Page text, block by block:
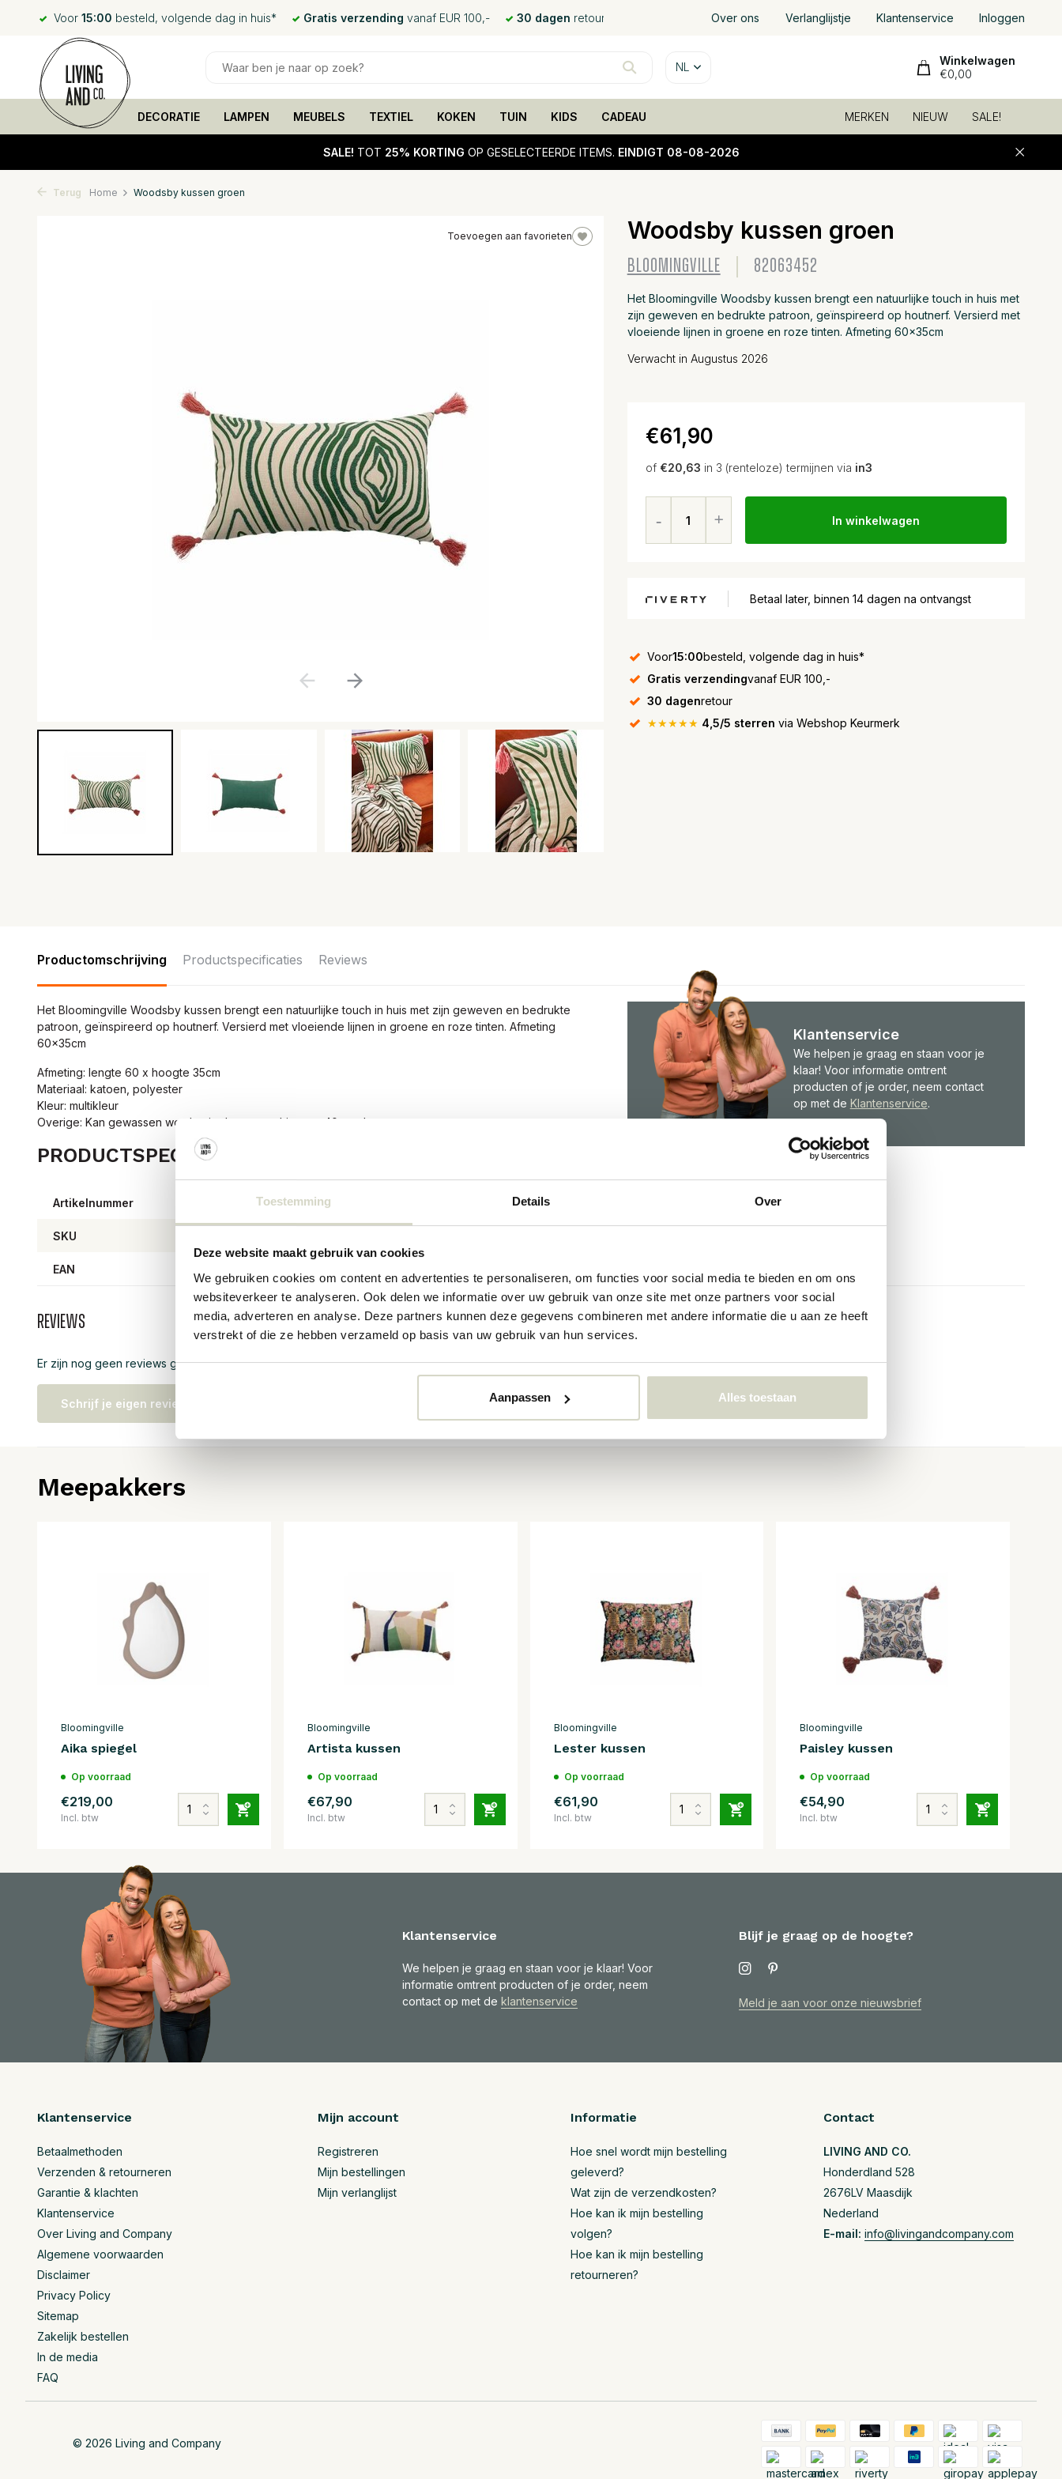
Toestemming Details Over
Deze website maakt gebruik van cookies
We gebruiken cookies om content en advertenties te personaliseren, om functies voor social media te bieden en om ons
websiteverkeer te analyseren. Ook delen we informatie over uw gebruik van onze site met onze partners voor social
media, adverteren en analyse. Deze partners kunnen deze gegevens combineren met andere informatie die u aan ze heeft
verstrekt of die ze hebben verzameld op basis van uw gebruik van hun services.
Aanpassen Alles toestaan
Voor 15:00 besteld, volgende dag in huis* Gratis verzending vanaf EUR 100,- 30 dagen retour Over ons Verlanglijstje Klantenservice Inloggen
NL
Winkelwagen
€0,00
DECORATIE LAMPEN MEUBELS TEXTIEL KOKEN TUIN KIDS CADEAU MERKEN NIEUW SALE!
SALE! TOT 25% KORTING OP GESELECTEERDE ITEMS. EINDIGT 08-08-2026
Terug Home Woodsby kussen groen
Toevoegen aan favorieten Woodsby kussen groen
BLOOMINGVILLE 82063452
Het Bloomingville Woodsby kussen brengt een natuurlijke touch in huis met
zijn geweven en bedrukte patroon, geïnspireerd op houtnerf. Versierd met
vloeiende lijnen in groene en roze tinten. Afmeting 60x35cm
Verwacht in Augustus 2026
€61,90
of €20,63 in 3 (renteloze) termijnen via in3
In winkelwagen
Betaal later, binnen 14 dagen na ontvangst
Voor15:00besteld, volgende dag in huis*
Gratis verzendingvanaf EUR 100,-
30 dagenretour
★★★★★ 4,5/5 sterren via Webshop Keurmerk
Productomschrijving Productspecificaties Reviews
Het Bloomingville Woodsby kussen brengt een natuurlijke touch in huis met zijn geweven en bedrukte
patroon, geïnspireerd op houtnerf. Versierd met vloeiende lijnen in groene en roze tinten. Afmeting
60x35cm
Afmeting: lengte 60 x hoogte 35cm
Materiaal: katoen, polyester
Kleur: multikleur
Overige: Kan gewassen worden in de wasmachine om 40 graden.
PRODUCTSPECIFICATIES
Artikelnummer 82063452
SKU
EAN
Klantenservice
We helpen je graag en staan voor je
klaar! Voor informatie omtrent
producten of je order, neem contact
op met de Klantenservice.
Reviews
Er zijn nog geen reviews geschreven over dit product..
Schrijf je eigen review
Meepakkers
Bloomingville
Aika spiegel
Op voorraad
€219,00
Incl. btw
Bloomingville
Artista kussen
Op voorraad
€67,90
Incl. btw
Bloomingville
Lester kussen
Op voorraad
€61,90
Incl. btw
Bloomingville
Paisley kussen
Op voorraad
€54,90
Incl. btw
Klantenservice
We helpen je graag en staan voor je klaar! Voor
informatie omtrent producten of je order, neem
contact op met de klantenservice
Blijf je graag op de hoogte?
Meld je aan voor onze nieuwsbrief
Klantenservice
Betaalmethoden
Verzenden & retourneren
Garantie & klachten
Klantenservice
Over Living and Company
Algemene voorwaarden
Disclaimer
Privacy Policy
Sitemap
Zakelijk bestellen
In de media
FAQ
Mijn account
Registreren
Mijn bestellingen
Mijn verlanglijst
Informatie
Hoe snel wordt mijn bestelling
geleverd?
Wat zijn de verzendkosten?
Hoe kan ik mijn bestelling
volgen?
Hoe kan ik mijn bestelling
retourneren?
Contact
LIVING AND CO.
Honderdland 528
2676LV Maasdijk
Nederland
E-mail: info@livingandcompany.com
© 2026 Living and Company